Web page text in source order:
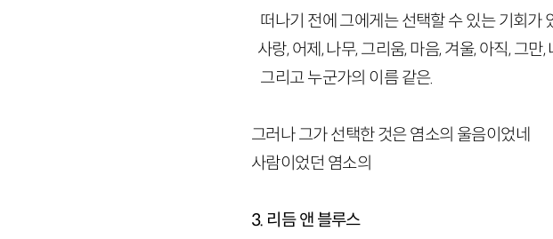
떠나기 전에 그에게는 선택할 수 있는 기회가
사랑, 어제, 나무, 그리움, 마음, 겨울, 아직, 그
그리고 누군가의 이름 같은.
그러나 그가 선택한 것은 염소의 울음이었네
사람이었던 염소의
3. 리듬 앤 블루스